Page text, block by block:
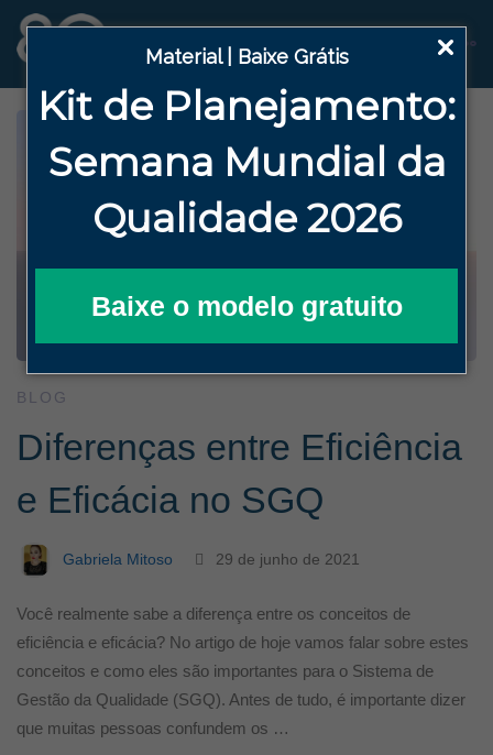
Material | Baixe Grátis
Kit de Planejamento:
Semana Mundial da
Qualidade 2026
Baixe o modelo gratuito
BLOG
Diferenças entre Eficiência
e Eficácia no SGQ
Gabriela Mitoso 29 de junho de 2021
Você realmente sabe a diferença entre os conceitos de
eficiência e eficácia? No artigo de hoje vamos falar sobre estes
conceitos e como eles são importantes para o Sistema de
Gestão da Qualidade (SGQ). Antes de tudo, é importante dizer
que muitas pessoas confundem os …